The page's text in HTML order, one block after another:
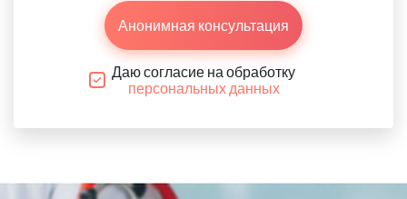
Анонимная консультация
Даю согласие на обработку
персональных данных